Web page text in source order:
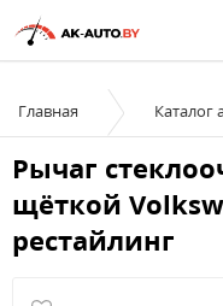
Главная Каталог
Рычаг
щёткой
рестайлинг